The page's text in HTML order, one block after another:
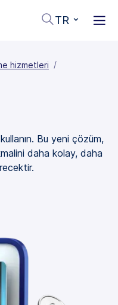
TR
hizmetleri
Bu yeni çözüm,
daha kolay, daha